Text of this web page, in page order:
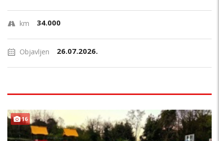
km 34.000
Objavljen 26.07.2026.
16 PRILIKA !